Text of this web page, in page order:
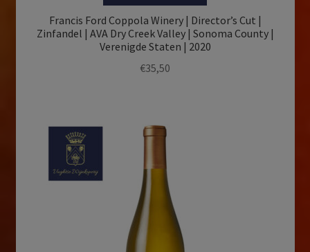
Francis Ford Coppola Winery | Director’s Cut |
Zinfandel | AVA Dry Creek Valley | Sonoma County |
Verenigde Staten | 2020
€35,50